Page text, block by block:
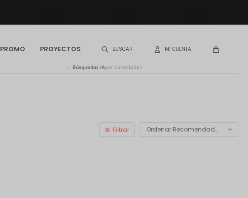
PROMO PROYECTOS
Búsquedas IApor Conecta361
Recomendados